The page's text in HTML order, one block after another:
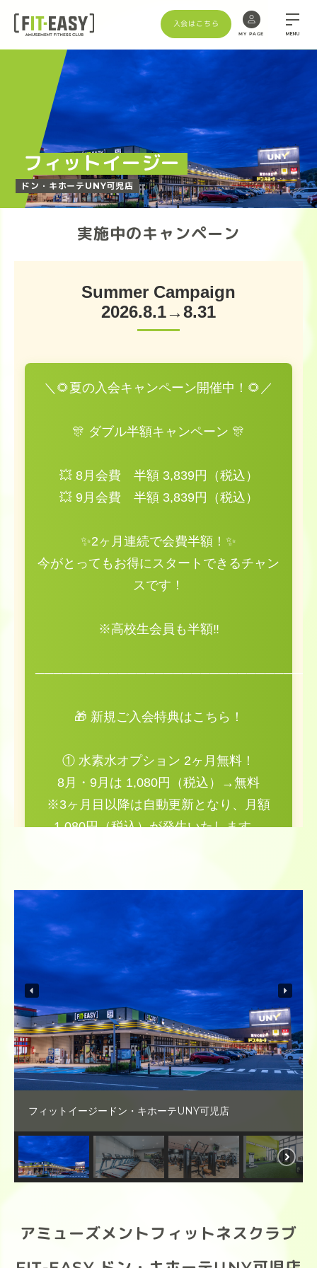
content
入会はこちら
MY PAGE MENU
フィットイージー
ドン・キホーテUNY可児店
実施中のキャンペーン
フィットイージードン・キホーテUNY可児店
アミューズメントフィットネスクラブ